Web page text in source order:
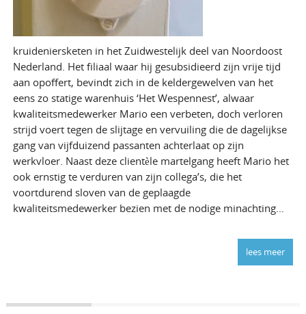
kruideniersketen in het Zuidwestelijk deel van Noordoost
Nederland. Het filiaal waar hij gesubsidieerd zijn vrije tijd
aan opoffert, bevindt zich in de keldergewelven van het
eens zo statige warenhuis ‘Het Wespennest’, alwaar
kwaliteitsmedewerker Mario een verbeten, doch verloren
strijd voert tegen de slijtage en vervuiling die de dagelijkse
gang van vijfduizend passanten achterlaat op zijn
werkvloer. Naast deze clientèle martelgang heeft Mario het
ook ernstig te verduren van zijn collega’s, die het
voortdurend sloven van de geplaagde
kwaliteitsmedewerker bezien met de nodige minachting...
lees meer